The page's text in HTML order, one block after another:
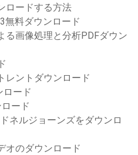
ロードする方法
無料ダウンロード
る画像処理と分析PDFダウン
レントダウンロード
ロード
ード
ネルジョーンズをダウンロ
オのダウンロード